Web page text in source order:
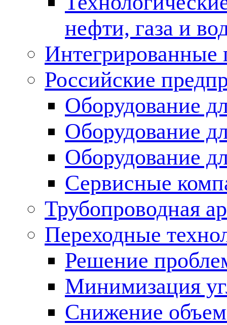
нефти, газа и
Российские
Оборудование
Оборудование
Оборудование
Сервисные
Трубопроводная
Переходные
Решение
Минимизация
Снижение